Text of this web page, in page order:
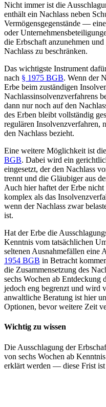
Nicht immer ist die
enthält ein Nachlass neben
Vermögensgegenstände —
oder
die Erbschaft anzunehmen
Nachlass zu beschränken.
Das wichtigste Instrument
nach § 1975 BGB. Wenn der
Erbe beim zuständigen
Nachlassinsolvenzverfahrens
dann nur noch auf den
des Erben bleibt vollständig
regulären Insolvenzverfahren,
den Nachlass bezieht.
Eine weitere Möglichkeit ist
BGB. Dabei wird ein
eingesetzt, der den Nachlass
trennt und die Gläubiger aus
Auch hier haftet der Erbe
komplex als das
wenn der Nachlass zwar
ist.
Hat der Erbe die
Kenntnis vom tatsächlichen
seltenen Ausnahmefällen eine
1954 BGB in Betracht
die Zusammensetzung des
sechs Wochen ab
jedoch eng begrenzt und wird
anwaltliche Beratung ist hier
Optionen, bevor weitere Zeit
Wichtig zu wissen
Die Ausschlagung der
von sechs Wochen ab
erklärt werden — diese Frist ist